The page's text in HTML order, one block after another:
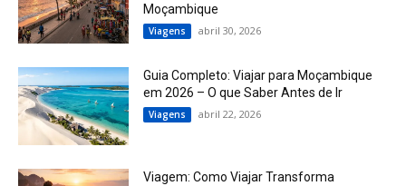
Moçambique
Viagens abril 30, 2026
Guia Completo: Viajar para Moçambique
em 2026 – O que Saber Antes de Ir
Viagens abril 22, 2026
Viagem: Como Viajar Transforma